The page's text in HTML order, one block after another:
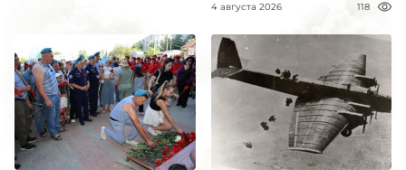
4 августа 2026 118